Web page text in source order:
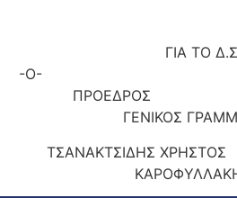
ΓΙΑ ΤΟ Δ.Σ
-Ο-
ΓΕΝΙΚΟΣ